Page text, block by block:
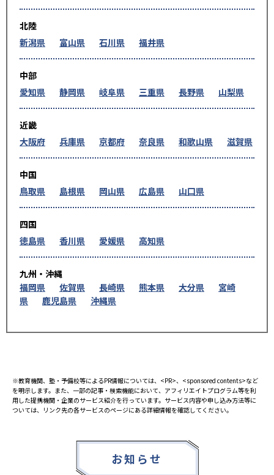
北陸
新潟県
富山県 石川県 福井県
中部
愛知県
静岡県 岐阜県 三重県 長野県 山梨県
近畿
大阪府
兵庫県 京都府 奈良県 和歌山県 滋賀県
中国
鳥取県
島根県 岡山県 広島県 山口県
四国
徳島県
香川県 愛媛県 高知県
九州・沖縄
福岡県
佐賀県 長崎県 熊本県 大分県
宮崎
県
鹿児島県 沖縄県
※教育機関、塾・予備校等によるPR情報については、<PR>、<sponsored contents>など
を明示します。また、一部の記事・検索機能において、アフィリエイトプログラム等を利
用した提携機関・企業のサービス紹介を行っています。サービス内容や申し込み方法等に
ついては、リンク先の各サービスのページにある詳細情報を確認してください。
お知らせ